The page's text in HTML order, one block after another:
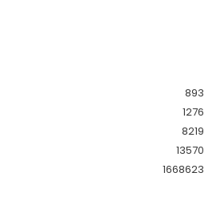
893
1276
8219
13570
1668623